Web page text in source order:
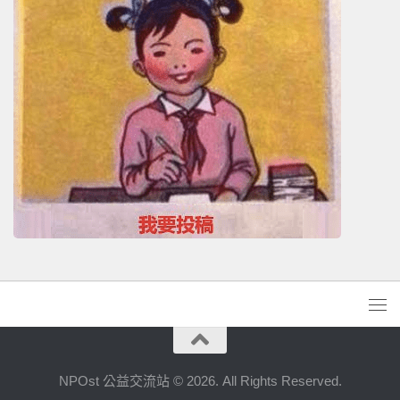
NPOst 公益交流站 © 2026. All Rights Reserved.